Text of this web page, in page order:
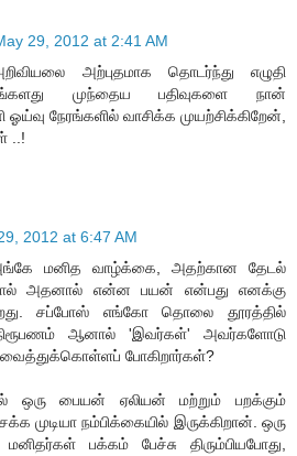
29, 2012 at 2:41 AM
அற்புதமாக தொடர்ந்து எழுதி
முந்தைய பதிவுகளை நான்
நேரங்களில் வாசிக்க முயற்சிக்கிறேன்,
..!
2012 at 6:47 AM
மனித வாழ்க்கை, அதற்கான தேடல்
அதனால் என்ன பயன் என்பது எனக்கு
சப்போஸ் எங்கோ தொலை தூரத்தில்
ஆனால் 'இவர்கள்' அவர்களோடு
போகிறார்கள்?
ஒரு பையன் ஏலியன் மற்றும் பறக்கும்
முடியா நம்பிக்கையில் இருக்கிறான். ஒரு
பக்கம் பேச்சு திரும்பியபோது,